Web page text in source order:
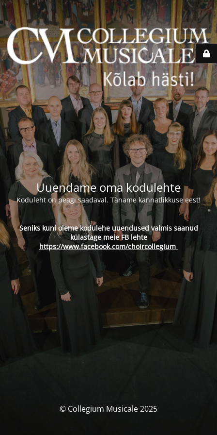
Uuendame oma kodulehte
Koduleht on peagi saadaval. Täname kannatlikkuse eest!
Seniks kuni oleme kodulehe uuendused valmis saanud
külastage meie FB lehte
https://www.facebook.com/choircollegium
© Collegium Musicale 2025